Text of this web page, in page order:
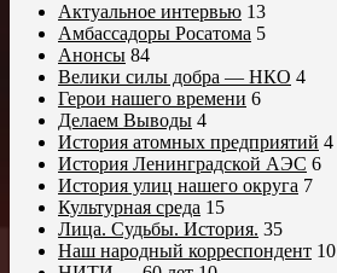
Актуальное интервью 13
Амбассадоры Росатома 5
Анонсы 84
Велики силы добра — НКО 4
Герои нашего времени 6
Делаем Выводы 4
История атомных предприятий 4
История Ленинградской АЭС 6
История улиц нашего округа 7
Культурная среда 15
Лица. Судьбы. История. 35
Наш народный корреспондент 10